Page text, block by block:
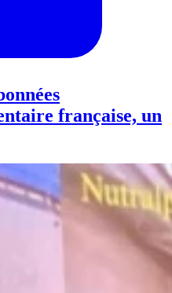
française, un